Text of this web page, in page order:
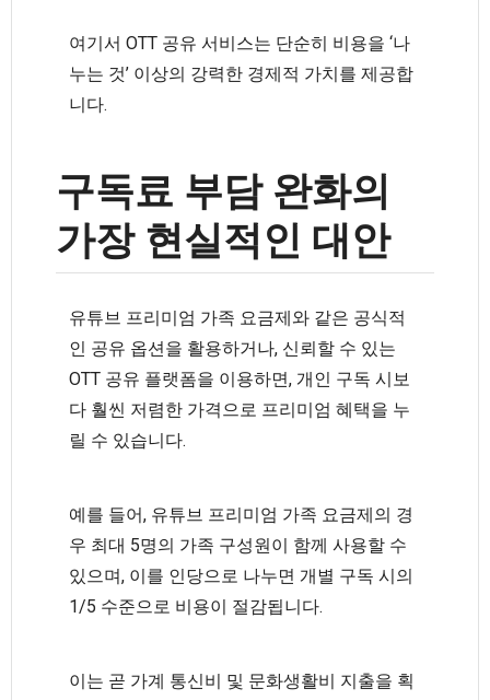
여기서 OTT 공유 서비스는 단순히 비용을 ‘나
누는 것’ 이상의 강력한 경제적 가치를 제공합
니다.
구독료 부담 완화의
가장 현실적인 대안
유튜브 프리미엄 가족 요금제와 같은 공식적
인 공유 옵션을 활용하거나, 신뢰할 수 있는
OTT 공유 플랫폼을 이용하면, 개인 구독 시보
다 훨씬 저렴한 가격으로 프리미엄 혜택을 누
릴 수 있습니다.
예를 들어, 유튜브 프리미엄 가족 요금제의 경
우 최대 5명의 가족 구성원이 함께 사용할 수
있으며, 이를 인당으로 나누면 개별 구독 시의
1/5 수준으로 비용이 절감됩니다.
이는 곧 가계 통신비 및 문화생활비 지출을 획